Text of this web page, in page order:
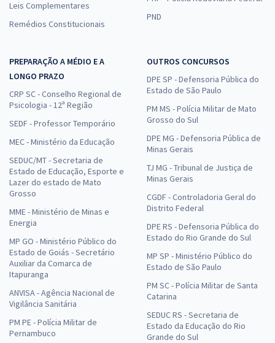
Leis Complementares
Remédios Constitucionais
PND
PREPARAÇÃO A MÉDIO E A
LONGO PRAZO
CRP SC - Conselho Regional de
Psicologia - 12ª Região
SEDF - Professor Temporário
MEC - Ministério da Educação
SEDUC/MT - Secretaria de
Estado de Educação, Esporte e
Lazer do estado de Mato
Grosso
MME - Ministério de Minas e
Energia
MP GO - Ministério Público do
Estado de Goiás - Secretário
Auxiliar da Comarca de
Itapuranga
ANVISA - Agência Nacional de
Vigilância Sanitária
PM PE - Polícia Militar de
Pernambuco
OUTROS CONCURSOS
DPE SP - Defensoria Pública do
Estado de São Paulo
PM MS - Polícia Militar de Mato
Grosso do Sul
DPE MG - Defensoria Pública de
Minas Gerais
TJ MG - Tribunal de Justiça de
Minas Gerais
CGDF - Controladoria Geral do
Distrito Federal
DPE RS - Defensoria Pública do
Estado do Rio Grande do Sul
MP SP - Ministério Público do
Estado de São Paulo
PM SC - Polícia Militar de Santa
Catarina
SEDUC RS - Secretaria de
Estado da Educação do Rio
Grande do Sul